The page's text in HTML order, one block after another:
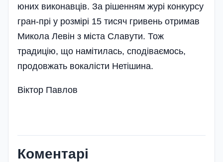
юних виконавців. За рішенням журі конкурсу
гран-прі у розмірі 15 тисяч гривень отримав
Микола Левін з міста Славути. Тож
традицію, що намітилась, сподіваємось,
продовжать вокалісти Нетішина.
Віктор Павлов
Коментарі